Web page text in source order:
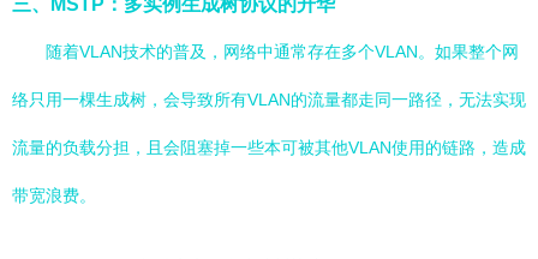
随着VLAN技术的普及，网络中通常存在多个VLAN。如果整个网
络只用一棵生成树，会导致所有VLAN的流量都走同一路径，无法实现
流量的负载分担，且会阻塞掉一些本可被其他VLAN使用的链路，造成
带宽浪费。